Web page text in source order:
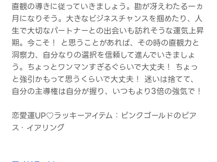
直観の導きに従っていきましょう。勘が冴えわたる一ヵ
月になりそう。大きなビジネスチャンスを掴めたり、人
生で大切なパートナーとの出会いも訪れそうな運気上昇
期。今こそ！ と思うことがあれば、その時の直観力と
洞察力、自分なりの選択を信頼して進んでいきましょ
う。ちょっとワンマンすぎるぐらいで大丈夫！ ちょっ
と強引かもって思うくらいで大丈夫！ 迷いは捨てて、
自分の主導権は自分が握り、いつもより3倍の強気で！
恋愛運UP♡ラッキーアイテム：ピンクゴールドのピア
ス・イアリング